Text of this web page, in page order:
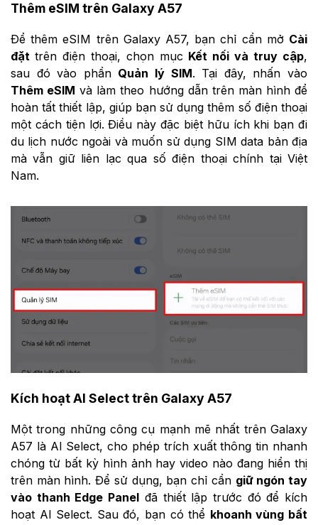
Thêm eSIM trên Galaxy A57
Để thêm eSIM trên Galaxy A57, bạn chỉ cần mở Cài
đặt trên điện thoại, chọn mục Kết nối và truy cập,
sau đó vào phần Quản lý SIM. Tại đây, nhấn vào
Thêm eSIM và làm theo hướng dẫn trên màn hình để
hoàn tất thiết lập, giúp bạn sử dụng thêm số điện thoại
một cách tiện lợi. Điều này đặc biệt hữu ích khi bạn đi
du lịch nước ngoài và muốn sử dụng SIM data bản địa
mà vẫn giữ liên lạc qua số điện thoại chính tại Việt
Nam.
Kích hoạt AI Select trên Galaxy A57
Một trong những công cụ mạnh mẽ nhất trên Galaxy
A57 là AI Select, cho phép trích xuất thông tin nhanh
chóng từ bất kỳ hình ảnh hay video nào đang hiển thị
trên màn hình. Để sử dụng, bạn chỉ cần giữ ngón tay
vào thanh Edge Panel đã thiết lập trước đó để kích
hoạt AI Select. Sau đó, bạn có thể khoanh vùng bất